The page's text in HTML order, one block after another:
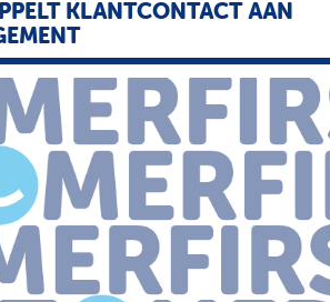
KLANTCONTACT AAN